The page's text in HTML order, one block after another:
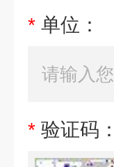
* 单位：
* 验证码：